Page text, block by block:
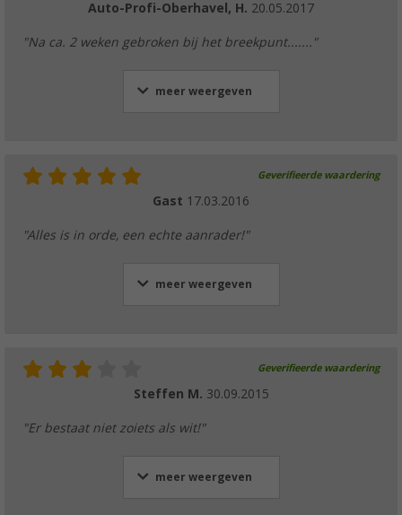
Auto-Profi-Oberhavel, H. 20.05.2017
"Na ca. 2 weken gebroken bij het breekpunt......."
meer weergeven
Geverifieerde waardering
Gast 17.03.2016
"Alles is in orde, een echte aanrader!"
meer weergeven
Geverifieerde waardering
Steffen M. 30.09.2015
"Er bestaat niet zoiets als wit!"
meer weergeven